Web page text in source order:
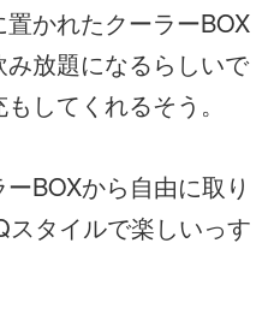
かれたクーラーBOX
放題になるらしいで
してくれるそう。
BOXから自由に取り
タイルで楽しいっす